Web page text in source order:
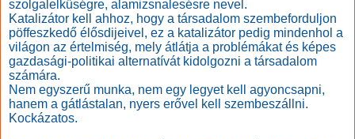
szolgalelkűségre, alamizsnalesésre nevel.
Katalizátor kell ahhoz, hogy a társadalom szembeforduljon
pöffeszkedő élősdijeivel, ez a katalizátor pedig mindenhol a
világon az értelmiség, mely átlátja a problémákat és képes
gazdasági-politikai alternatívát kidolgozni a társadalom
számára.
Nem egyszerű munka, nem egy legyet kell agyoncsapni,
hanem a gátlástalan, nyers erővel kell szembeszállni.
Kockázatos.